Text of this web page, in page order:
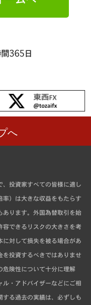
365日
へ
投資家すべての皆様に適し
）は大きな収益をもたらす
あります。外国為替取引を始
容できるリスクの大きさを考
対して損失を被る場合があ
を投資するべきではありませ
危険性について十分に理解
ル・アドバイザーなどにご相
る過去の実績は、必ずしも